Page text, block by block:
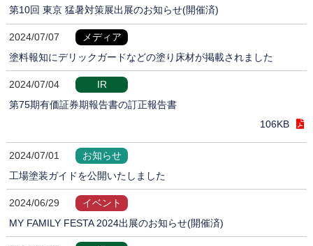
第10回 東京 猛暑対策展出展のお知らせ(開催済)
2024/07/07
メディア
塗料報知にデリックガードなどの塗り床材が掲載されました
2024/07/04
IR
第75期有価証券期報告書の訂正報告書
106KB
2024/07/01
お知らせ
工場塗装ガイドを公開いたしました
2024/06/29
イベント
MY FAMILY FESTA 2024出展のお知らせ(開催済)